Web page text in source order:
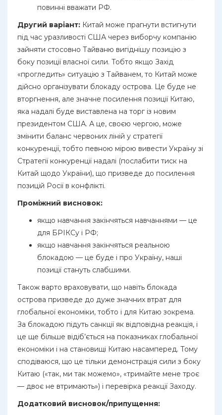
повинні вважати РФ.
Другий варіант: Китай може прагнути встигнути
під час уразливості США через виборчу компанію
зайняти стосовно Тайваню вигіднішу позицію з
боку позиції власної сили. Тобто якщо Захід
«прогледить» ситуацію з Тайванем, то Китай може
дійсно організувати блокаду острова. Це буде не
вторгнення, але значне посилення позиції Китаю,
яка надалі буде виставлена на торг із новим
президентом США. А це, своєю чергою, може
змінити баланс червоних ліній у стратегії
конкуренції, тобто певною мірою вивести Україну зі
Стратегії конкуренції надалі (послабити тиск на
Китай щодо України), що призведе до посилення
позицій Росії в конфлікті.
Проміжний висновок:
якщо навчання закінчяться навчаннями — це
для БРІКСу і РФ;
якщо навчання закінчяться реальною
блокадою — це буде і про Україну, наші
позиції стануть слабшими.
Також варто враховувати, що навіть блокада
острова призведе до дуже значних втрат для
глобальної економіки, тобто і для Китаю зокрема.
За блокадою підуть санкції як відповідна реакція, і
це ще більше відіб’ється на показниках глобальної
економіки і на становищі Китаю насамперед. Тому
сподіваюся, що це тільки демонстрація сили з боку
Китаю («так, ми так можемо», «тримайте мене троє
— двоє не втримають») і перевірка реакції Заходу.
Додатковий висновок/припущення: